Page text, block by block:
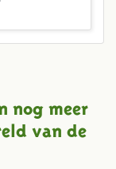
nog meer
van de